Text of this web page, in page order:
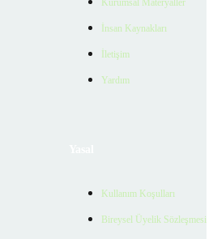
Kurumsal Materyaller
İnsan Kaynakları
İletişim
Yardım
Kullanım Koşulları
Bireysel Üyelik Sözleşmesi